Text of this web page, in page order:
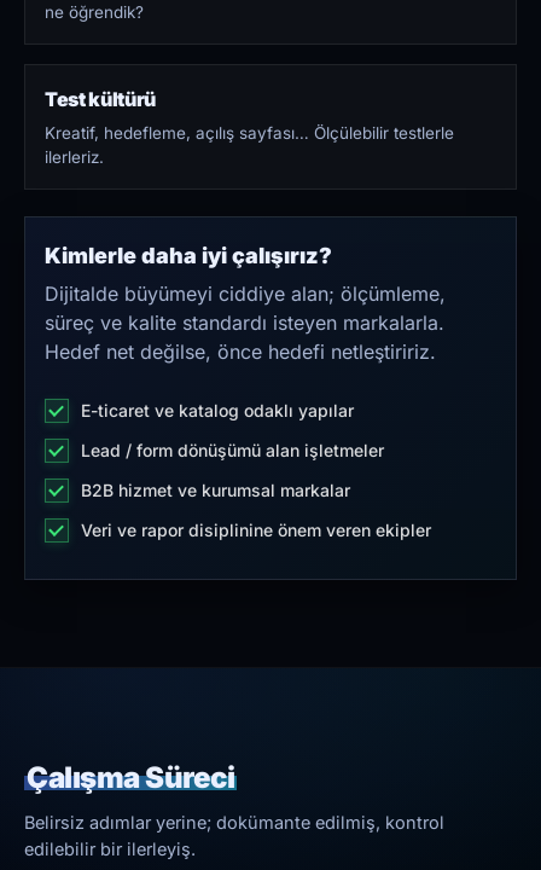
ne öğrendik?
Test kültürü
Kreatif, hedefleme, açılış sayfası… Ölçülebilir testlerle
ilerleriz.
Kimlerle daha iyi çalışırız?
Dijitalde büyümeyi ciddiye alan; ölçümleme,
süreç ve kalite standardı isteyen markalarla.
Hedef net değilse, önce hedefi netleştiririz.
E-ticaret ve katalog odaklı yapılar
Lead / form dönüşümü alan işletmeler
B2B hizmet ve kurumsal markalar
Veri ve rapor disiplinine önem veren ekipler
Çalışma Süreci
Belirsiz adımlar yerine; dokümante edilmiş, kontrol
edilebilir bir ilerleyiş.